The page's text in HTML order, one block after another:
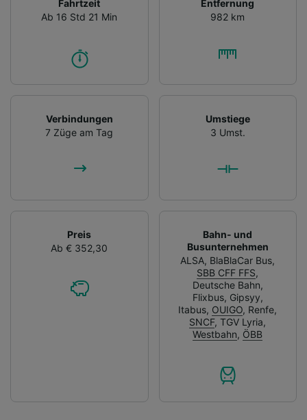
Fahrtzeit
Ab 16 Std 21 Min
Entfernung
982 km
Verbindungen
7 Züge am Tag
Umstiege
3 Umst.
Preis
Ab € 352,30
Bahn- und
Busunternehmen
ALSA, BlaBlaCar Bus,
SBB CFF FFS,
Deutsche Bahn,
Flixbus, Gipsyy,
Itabus, OUIGO, Renfe,
SNCF,TGV Lyria,
Westbahn, ÖBB